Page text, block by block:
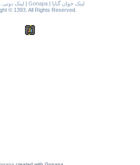
لینک دونی| Gonapa|
لینک خوان گناپا
© 1393. All Rights Reserved.